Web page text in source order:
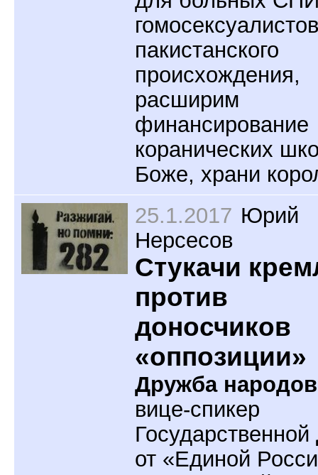
гомосексуалистов
пакистанского
происхождения,
расширим
финансирование
коранических
Боже, храни
25.1.2017 Юрий
Нерсесов
Стукачи
против
доносчиков
«оппозиции»
Дружба
вице-спикер
от «Единой